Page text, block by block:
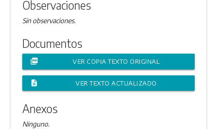
Observaciones
Sin observaciones.
Documentos
picture_as_pdf VER COPIA TEXTO ORIGINAL
description VER TEXTO ACTUALIZADO
Anexos
Ninguno.